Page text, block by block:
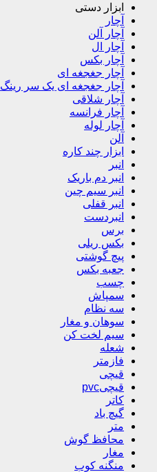
ابزار دستی
آچار
آچار آلن
آچار ال
آچار بکس
آچار جغجغه ای
آچار جغجغه ای یک سر رینگ
آچار شلاقی
آچار فرانسه
آچار لوله
آلن
ابزار چند کاره
انبر
انبر دم باریک
انبر سیم چین
انبر قفلی
انبردست
برس
بکس ریلی
پیچ گوشتی
جعبه بکس
چسب
سمپاش
سه نظام
سوهان و مغار
سیم لخت کن
شعله
فازمتر
قیچی
قیچیpvc
کاتر
گیچ باد
متر
محافظ گوش
مغار
منگنه کوب